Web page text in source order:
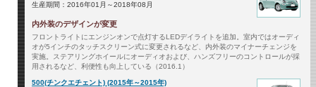
生産期間：2016年01月～2018年08月
内外装のデザインが変更
フロントライトにエンジンオンで点灯するLEDデイライトを追加。室内ではオーディ
オが5インチのタッチスクリーン式に変更されるなど、内外装のマイナーチェンジを
実施。ステアリングホイールにオーディオおよび、ハンズフリーのコントロールが採
用されるなど、利便性も向上している（2016.1）
500(チンクエチェント) (2015年～2015年)